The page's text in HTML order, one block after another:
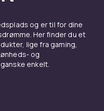
mellem forskellige
for at
til dit specifikke
til at give dig
hvilket gør
behageligt.
og er til for dine
Her finder du et
lige fra gaming,
og
enkelt.